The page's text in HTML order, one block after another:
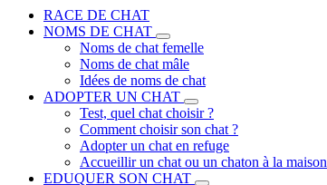
RACE DE CHAT
NOMS DE CHAT
Noms de chat femelle
Noms de chat mâle
Idées de noms de chat
ADOPTER UN CHAT
Test, quel chat choisir ?
Comment choisir son chat ?
Adopter un chat en refuge
Accueillir un chat ou un chaton à la maison
EDUQUER SON CHAT